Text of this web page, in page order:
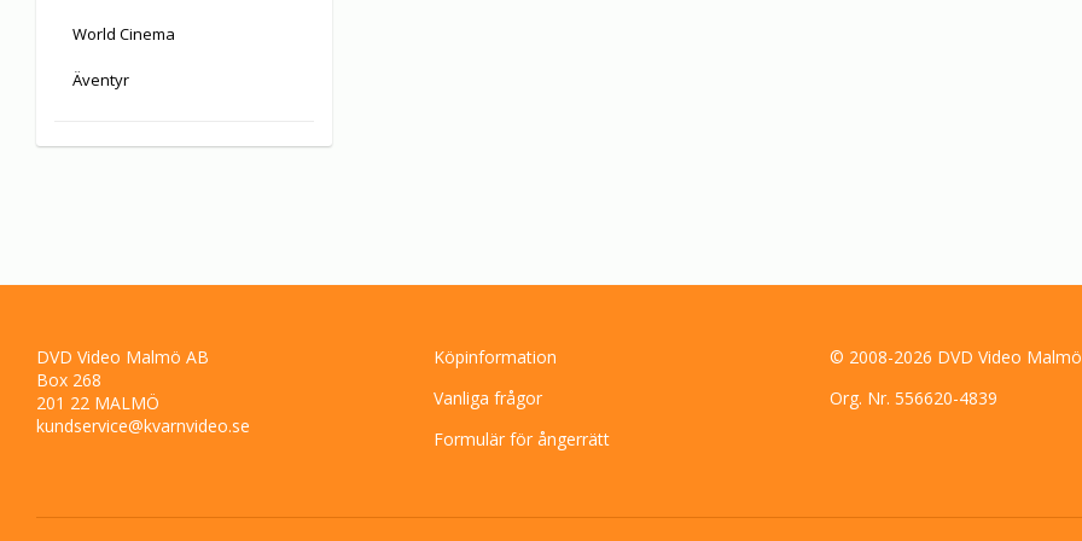
World Cinema
Äventyr
DVD Video Malmö AB
Box 268
201 22 MALMÖ
kundservice@kvarnvideo.se
Köpinformation
Vanliga frågor
Formulär för ångerrätt
© 2008-2026 DVD Video
Org. Nr. 556620-4839